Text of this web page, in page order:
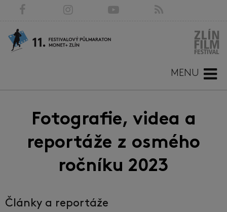
MENU
Fotografie, videa a
reportáže z osmého
ročníku 2023
Články a reportáže